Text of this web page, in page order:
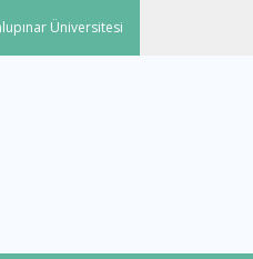
Üniversitesi